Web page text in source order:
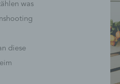
was
diese